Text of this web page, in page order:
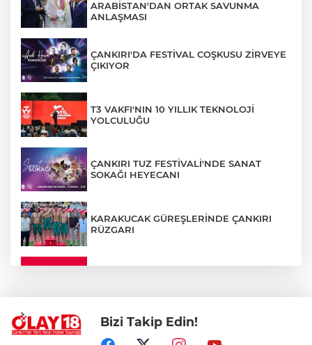
ARABİSTAN'DAN ORTAK SAVUNMA
ANLAŞMASI
ÇANKIRI'DA FESTİVAL COŞKUSU ZİRVEYE
ÇIKIYOR
T3 VAKFI'NIN 10 YILLIK TEKNOLOJİ
YOLCULUĞU
ÇANKIRI TUZ FESTİVALİ'NDE SANAT
SOKAĞI HEYECANI
KARAKUCAK GÜREŞLERİNDE ÇANKIRI
RÜZGARI
ADEM YAYLACI ELDİVAN'DA DUALARLA
TOPRAĞA VERİLDİ
Bizi Takip Edin!